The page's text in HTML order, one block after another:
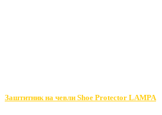
Заштитник на чевли Shoe Protector LAMPA